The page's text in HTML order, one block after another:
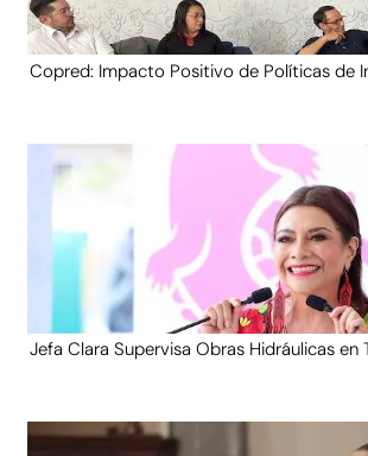
Copred: Impacto Positivo de Políticas de
Jefa Clara Supervisa Obras Hidráulicas en